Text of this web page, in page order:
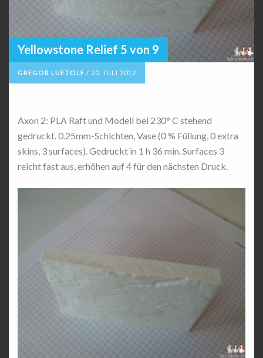
Yellowstone Relief 5 von 9
GREGOR LUETOLF / 20. JULI 2012
Axon 2: PLA Raft und Modell bei 230° C stehend
gedruckt. 0.25mm-Schichten, Vase (0 % Füllung, 0 extra
skins, 3 surfaces). Gedruckt in 1 h 36 min. Surfaces 3
reicht fast aus, erhöhen auf 4 für den nächsten Druck.